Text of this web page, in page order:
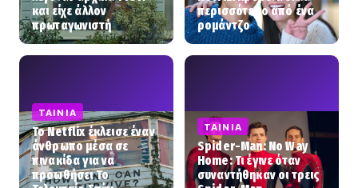
και είχε άλλον
πρωταγωνιστή
περισσότερο από ένα
ρομάντζο
ΤΑΙΝΊΑ
Το Netflix έκλεισε έναν
άνθρωπο μέσα σε
πινακίδα για να
προωθήσει Το
ΤΑΙΝΊΑ
Spider-Man: No Way
Home: Τι έγινε όταν
συναντήθηκαν οι τρεις